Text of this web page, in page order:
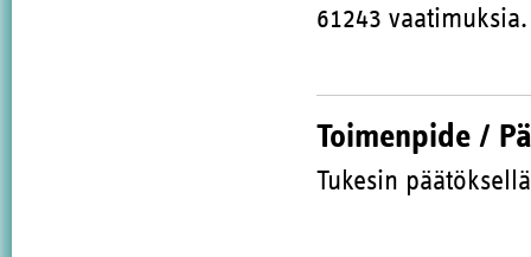
61243 vaatimuksia.
Toimenpide /
Tukesin